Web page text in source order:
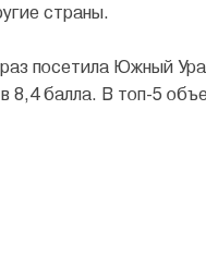
страны.
посетила Южный
8,4 балла. В топ-5